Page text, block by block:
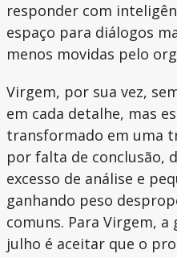
responder com
espaço para diálogos
menos movidas pelo
Virgem, por sua vez,
em cada detalhe, mas
transformado em uma
por falta de conclusão,
excesso de análise e
ganhando peso
comuns. Para Virgem, a
julho é aceitar que o